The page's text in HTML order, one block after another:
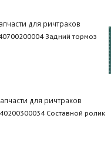
для ричтраков
Задний тормоз
для ричтраков
Составной ролик